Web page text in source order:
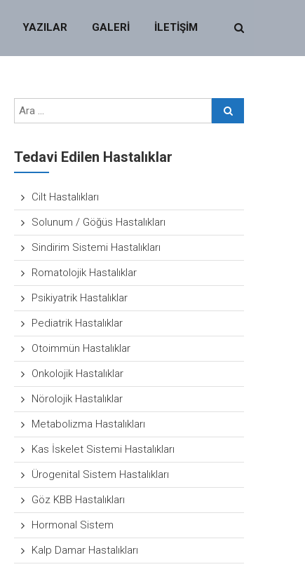
YAZILAR GALERİ İLETİŞİM
Tedavi Edilen Hastalıklar
Cilt Hastalıkları
Solunum / Göğüs Hastalıkları
Sindirim Sistemi Hastalıkları
Romatolojik Hastalıklar
Psikiyatrik Hastalıklar
Pediatrik Hastalıklar
Otoimmün Hastalıklar
Onkolojik Hastalıklar
Nörolojik Hastalıklar
Metabolizma Hastalıkları
Kas İskelet Sistemi Hastalıkları
Ürogenital Sistem Hastalıkları
Göz KBB Hastalıkları
Hormonal Sistem
Kalp Damar Hastalıkları